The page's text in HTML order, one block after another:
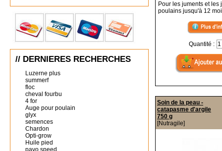
// DERNIERES RECHERCHES
Luzerne plus
summerf
floc
cheval fourbu
4 for
Auge pour poulain
glyx
semences
Chardon
Opti-grow
Huile pied
pavo speed
Pour les juments et les
poulains jusqu'à 12
Quantité :
Soin de la peau -
catapasme d'argile
750 g
[Nutragile]